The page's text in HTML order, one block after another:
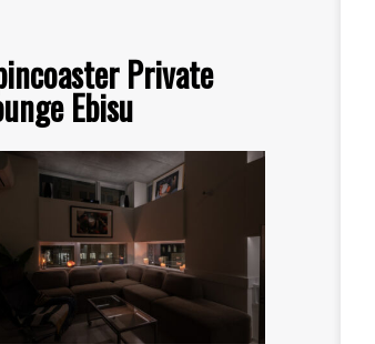
Private
Ebisu